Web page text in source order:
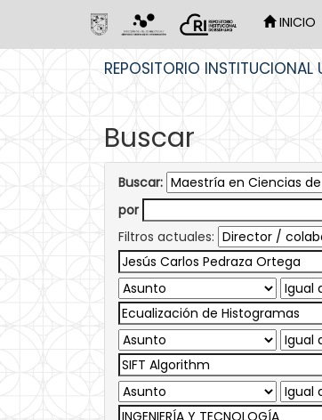
INICIO
REPOSITORIO INSTITUCIONAL
Buscar
Buscar:
por
Filtros actuales: